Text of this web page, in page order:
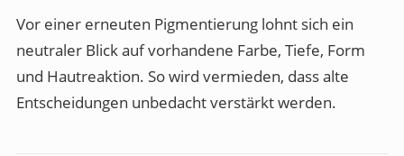
Vor einer erneuten Pigmentierung lohnt sich ein
neutraler Blick auf vorhandene Farbe, Tiefe, Form
und Hautreaktion. So wird vermieden, dass alte
Entscheidungen unbedacht verstärkt werden.